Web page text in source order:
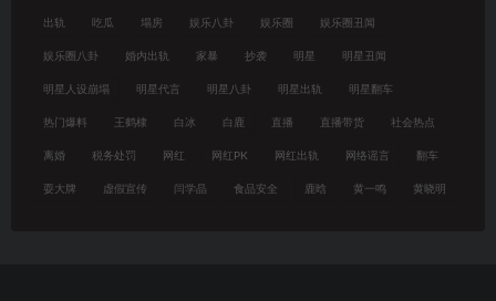
出轨 吃瓜 塌房 娱乐八卦 娱乐圈 娱乐圈丑闻
娱乐圈八卦 婚内出轨 家暴 抄袭 明星 明星丑闻
明星人设崩塌 明星代言 明星八卦 明星出轨 明星翻车
热门爆料 王鹤棣 白冰 白鹿 直播 直播带货 社会热点
离婚 税务处罚 网红 网红PK 网红出轨 网络谣言 翻车
耍大牌 虚假宣传 闫学晶 食品安全 鹿晗 黄一鸣 黄晓明